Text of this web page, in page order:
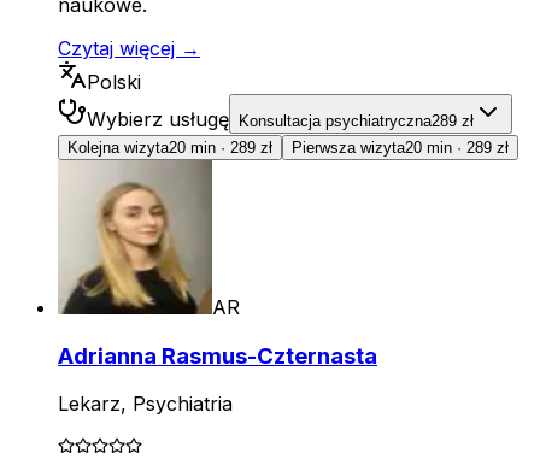
Czytaj więcej →
Polski
Wybierz usługę
Konsultacja psychiatryczna289 zł
Kolejna wizyta20 min · 289 zł Pierwsza wizyta20 min · 289 zł
AR
Adrianna Rasmus-Czternasta
Lekarz, Psychiatria